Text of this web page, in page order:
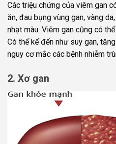
Các triệu chứng của viêm gan
ăn, đau bụng vùng gan, vàng
nhạt màu. Viêm gan cũng có
Có thể kể đến như suy gan,
nguy cơ mắc các bệnh nhiễm
2. Xơ gan